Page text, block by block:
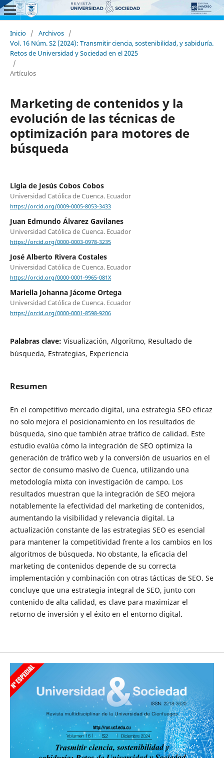
Inicio / Archivos /
Vol. 16 Núm. S2 (2024): Transmitir ciencia, sostenibilidad, y sabiduría.
Retos de Universidad y Sociedad en el 2025
/
Artículos
Marketing de contenidos y la
evolución de las técnicas de
optimización para motores de
búsqueda
Ligia de Jesús Cobos Cobos
Universidad Católica de Cuenca. Ecuador
https://orcid.org/0009-0005-8053-3433
Juan Edmundo Álvarez Gavilanes
Universidad Católica de Cuenca. Ecuador
https://orcid.org/0000-0003-0978-3235
José Alberto Rivera Costales
Universidad Católica de Cuenca. Ecuador
https://orcid.org/0000-0001-9965-081X
Mariella Johanna Jácome Ortega
Universidad Católica de Cuenca. Ecuador
https://orcid.org/0000-0001-8598-9206
Palabras clave: Visualización, Algoritmo, Resultado de
búsqueda, Estrategias, Experiencia
Resumen
En el competitivo mercado digital, una estrategia SEO eficaz
no solo mejora el posicionamiento en los resultados de
búsqueda, sino que también atrae tráfico de calidad. Este
estudio evalúa cómo la integración de SEO optimiza la
generación de tráfico web y la conversión de usuarios en el
sector de consumo masivo de Cuenca, utilizando una
metodología mixta con investigación de campo. Los
resultados muestran que la integración de SEO mejora
notablemente la efectividad del marketing de contenidos,
aumentando la visibilidad y relevancia digital. La
actualización constante de las estrategias SEO es esencial
para mantener la competitividad frente a los cambios en los
algoritmos de búsqueda. No obstante, la eficacia del
marketing de contenidos depende de su correcta
implementación y combinación con otras tácticas de SEO. Se
concluye que una estrategia integral de SEO, junto con
contenido de alta calidad, es clave para maximizar el
retorno de inversión y el éxito en el entorno digital.